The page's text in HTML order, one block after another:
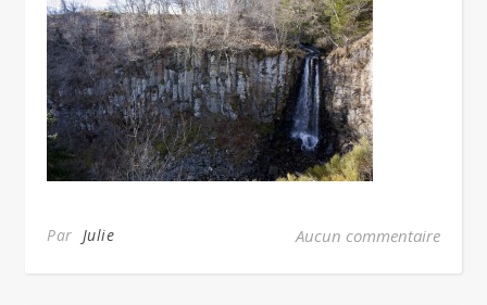
Par Julie Aucun commentaire